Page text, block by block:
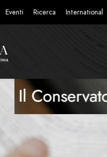
Eventi Ricerca International